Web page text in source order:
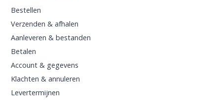
Bestellen
Verzenden & afhalen
Aanleveren & bestanden
Betalen
Account & gegevens
Klachten & annuleren
Levertermijnen